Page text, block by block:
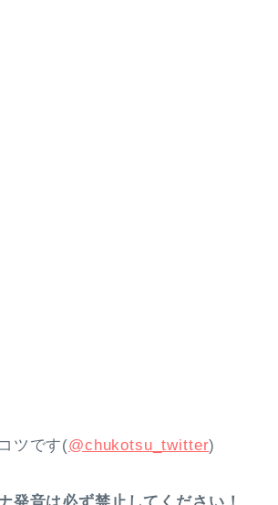
ツです(@chukotsu_twitter)